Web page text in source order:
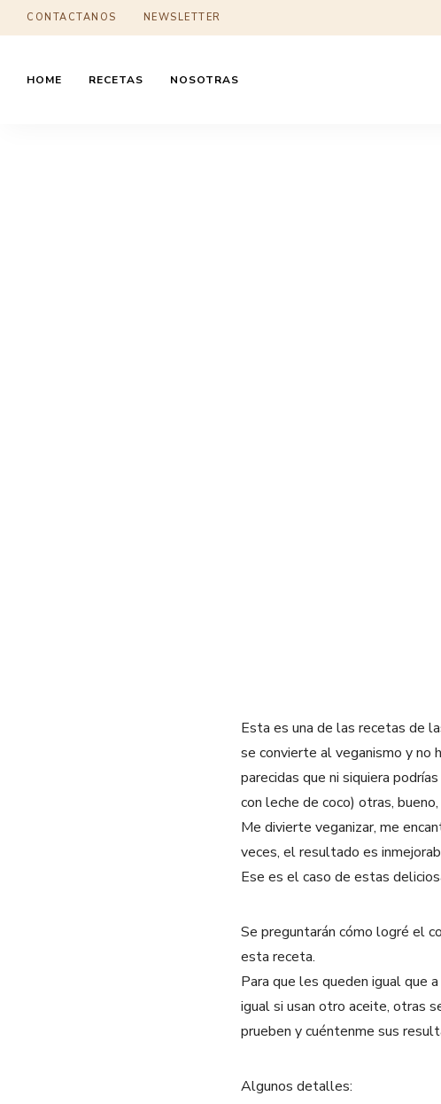
CONTACTANOS NEWSLETTER
HOME RECETAS NOSOTRAS
Esta es una de las recetas de
se convierte al veganismo y no
parecidas que ni siquiera
con leche de coco) otras,
Me divierte veganizar, me
veces, el resultado es
Ese es el caso de estas
Se preguntarán cómo logré el
esta receta.
Para que les queden igual que
igual si usan otro aceite, otras
prueben y cuéntenme sus
Algunos detalles: